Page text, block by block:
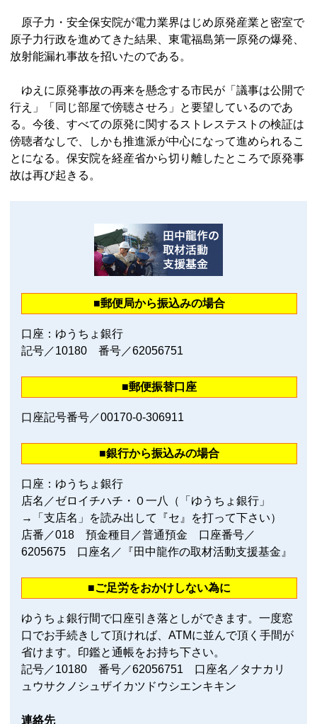
原子力・安全保安院が電力業界はじめ原発産業と密室で
原子力行政を進めてきた結果、東電福島第一原発の爆発、
放射能漏れ事故を招いたのである。
ゆえに原発事故の再来を懸念する市民が「議事は公開で
行え」「同じ部屋で傍聴させろ」と要望しているのであ
る。今後、すべての原発に関するストレステストの検証は
傍聴者なしで、しかも推進派が中心になって進められるこ
とになる。保安院を経産省から切り離したところで原発事
故は再び起きる。
■郵便局から振込みの場合
口座：ゆうちょ銀行
記号／10180 番号／62056751
■郵便振替口座
口座記号番号／00170‐0‐306911
■銀行から振込みの場合
口座：ゆうちょ銀行
店名／ゼロイチハチ・０一八（「ゆうちょ銀行」
→「支店名」を読み出して『セ』を打って下さい）
店番／018 預金種目／普通預金 口座番号／
6205675 口座名／『田中龍作の取材活動支援基金』
■ご足労をおかけしない為に
ゆうちょ銀行間で口座引き落としができます。一度窓
口でお手続きして頂ければ、ATMに並んで頂く手間が
省けます。印鑑と通帳をお持ち下さい。
記号／10180 番号／62056751 口座名／タナカリ
ュウサクノシュザイカツドウシエンキキン
連絡先